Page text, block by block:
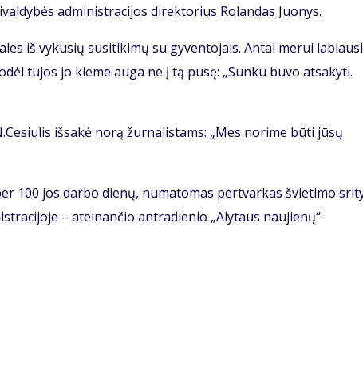
administracijos direktorius Rolandas Juonys.
iš vykusių susitikimų su gyventojais. Antai merui
tujos jo kieme auga ne į tą pusę: „Sunku buvo atsakyti.
išsakė norą žurnalistams: „Mes norime būti jūsų
100 jos darbo dienų, numatomas pertvarkas švietimo
– ateinančio antradienio „Alytaus naujienų“